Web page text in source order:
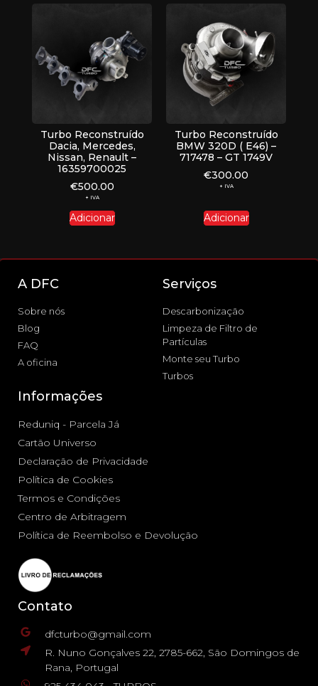
Turbo Reconstruído
Dacia, Mercedes,
Nissan, Renault –
16359700025
€500.00
+ IVA
Adicionar
Turbo Reconstruído
BMW 320D ( E46) –
717478 – GT 1749V
€300.00
+ IVA
Adicionar
A DFC
Sobre nós
Blog
FAQ
A oficina
Serviços
Descarbonização
Limpeza de Filtro de
Partículas
Monte seu Turbo
Turbos
Informações
Reduniq - Parcela Já
Cartão Universo
Declaração de Privacidade
Política de Cookies
Termos e Condições
Centro de Arbitragem
Política de Reembolso e Devolução
Contato
dfcturbo@gmail.com
R. Nuno Gonçalves 22, 2785-662, São Domingos de
Rana, Portugal